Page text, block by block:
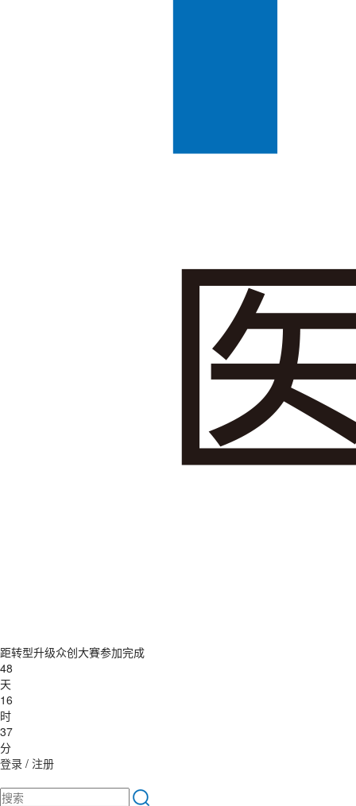
距转型升级众创大賽参加完成
48
天
16
时
37
分
登录 / 注册